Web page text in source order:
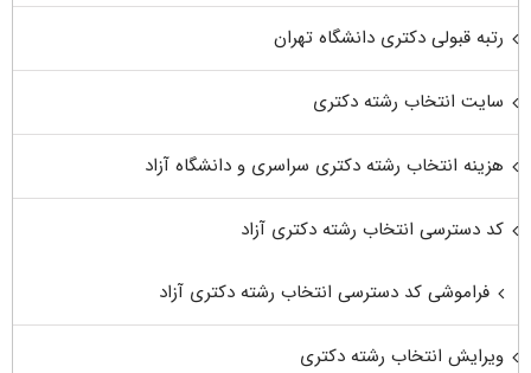
رتبه قبولی دکتری دانشگاه تهران
سایت انتخاب رشته دکتری
هزینه انتخاب رشته دکتری سراسری و دانشگاه آزاد
کد دسترسی انتخاب رشته دکتری آزاد
فراموشی کد دسترسی انتخاب رشته دکتری آزاد
ویرایش انتخاب رشته دکتری